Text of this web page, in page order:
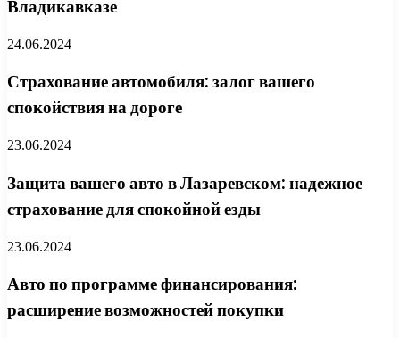
Владикавказе
24.06.2024
Страхование автомобиля: залог вашего
спокойствия на дороге
23.06.2024
Защита вашего авто в Лазаревском: надежное
страхование для спокойной езды
23.06.2024
Авто по программе финансирования:
расширение возможностей покупки